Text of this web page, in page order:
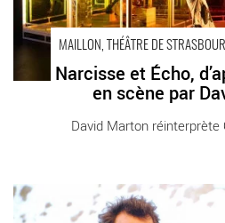
MAILLON, THÉÂTRE DE
Narcisse et Écho,
en scène par
David Marton réinterprète
Société en chantier de Stefan Kaegi
Strasbourg Maillon - Théâtre de